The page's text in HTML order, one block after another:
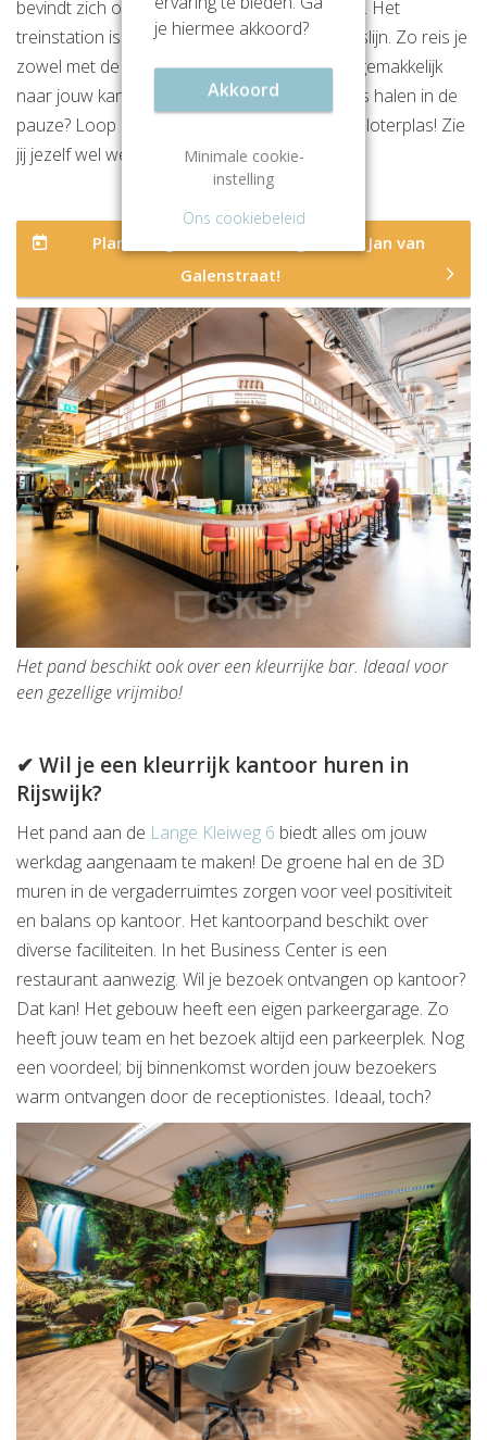
bevindt zich op 2 minuten lopen van het pand. Het
treinstation is direct aangesloten op deze buslijn. Zo reis je
zowel met de auto of het openbaar vervoer gemakkelijk
naar jouw kantoor. Wil je even een frisse neus halen in de
pauze? Loop heerlijk langs het water van de Sloterplas! Zie
jij jezelf wel werken in dit kantoorgebouw?
Plan een gratis rondleiding aan de Jan van
Galenstraat!
Het pand beschikt ook over een kleurrijke bar. Ideaal voor
een gezellige vrijmibo!
✔ Wil je een kleurrijk kantoor huren in
Rijswijk?
Het pand aan de Lange Kleiweg 6 biedt alles om jouw
werkdag aangenaam te maken! De groene hal en de 3D
muren in de vergaderruimtes zorgen voor veel positiviteit
en balans op kantoor. Het kantoorpand beschikt over
diverse faciliteiten. In het Business Center is een
restaurant aanwezig. Wil je bezoek ontvangen op kantoor?
Dat kan! Het gebouw heeft een eigen parkeergarage. Zo
heeft jouw team en het bezoek altijd een parkeerplek. Nog
een voordeel; bij binnenkomst worden jouw bezoekers
warm ontvangen door de receptionistes. Ideaal, toch?
je hiermee akkoord?
Akkoord
Minimale cookie-
instelling
Ons cookiebeleid